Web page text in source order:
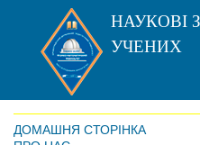
НАУКОВІ
УЧЕНИХ
ДОМАШНЯ СТОРІНКА